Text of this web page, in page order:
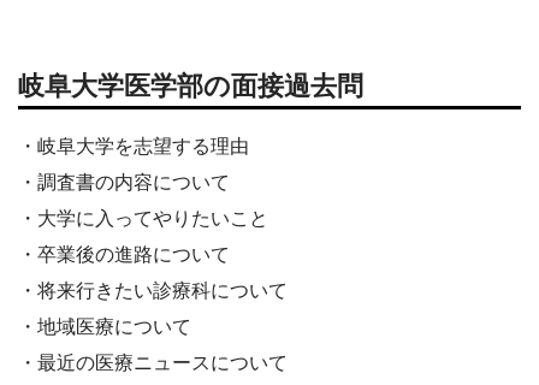
岐阜大学医学部の面接過去問
・岐阜大学を志望する理由
・調査書の内容について
・大学に入ってやりたいこと
・卒業後の進路について
・将来行きたい診療科について
・地域医療について
・最近の医療ニュースについて